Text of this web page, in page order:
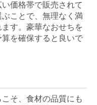
価格帯で販売されて
ことで、無理なく満
す。豪華なおせちを
を確保すると良いで
そ、食材の品質にも